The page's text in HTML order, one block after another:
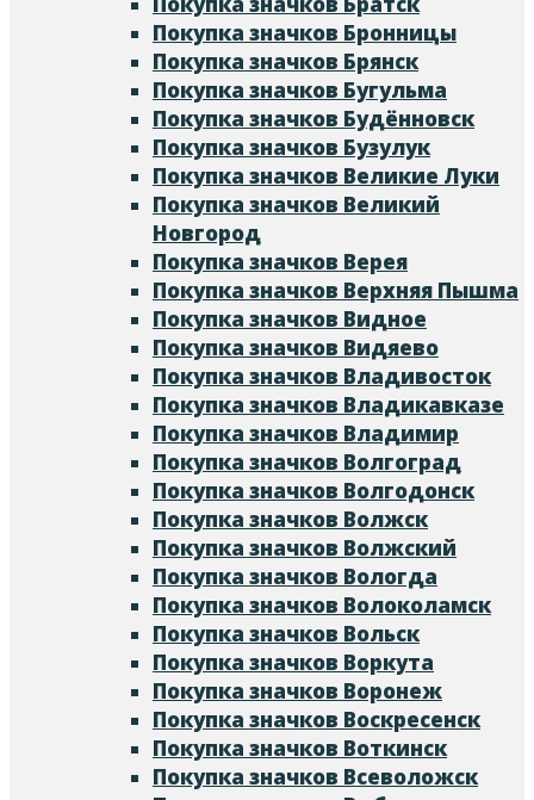
Покупка значков Бронницы
Покупка значков Брянск
Покупка значков Бугульма
Покупка значков Будённовск
Покупка значков Бузулук
Покупка значков Великие Луки
Покупка значков Великий
Новгород
Покупка значков Верея
Покупка значков Верхняя Пышма
Покупка значков Видное
Покупка значков Видяево
Покупка значков Владивосток
Покупка значков Владикавказе
Покупка значков Владимир
Покупка значков Волгоград
Покупка значков Волгодонск
Покупка значков Волжск
Покупка значков Волжский
Покупка значков Вологда
Покупка значков Волоколамск
Покупка значков Вольск
Покупка значков Воркута
Покупка значков Воронеж
Покупка значков Воскресенск
Покупка значков Воткинск
Покупка значков Всеволожск